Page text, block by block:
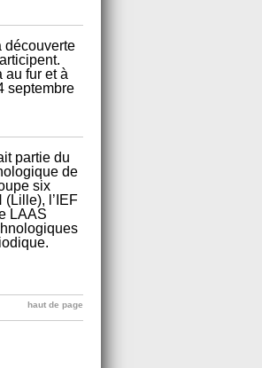
découverte
au fur et à
septembre
partie du
de
six
l’IEF
LAAS
haut de page